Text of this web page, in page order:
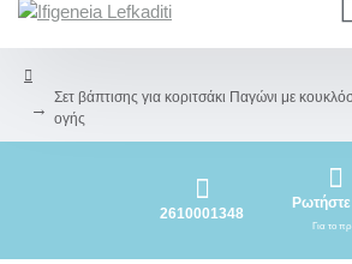
Σετ βάπτισης για κοριτσάκι Παγώνι με
ογής
2610001348
Για το